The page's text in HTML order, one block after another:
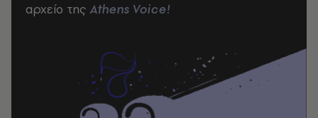
αρχείο της Athens Voice!